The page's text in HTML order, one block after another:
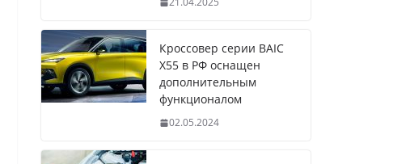
Кроссовер серии BAIC
X55 в РФ оснащен
дополнительным
функционалом
02.05.2024